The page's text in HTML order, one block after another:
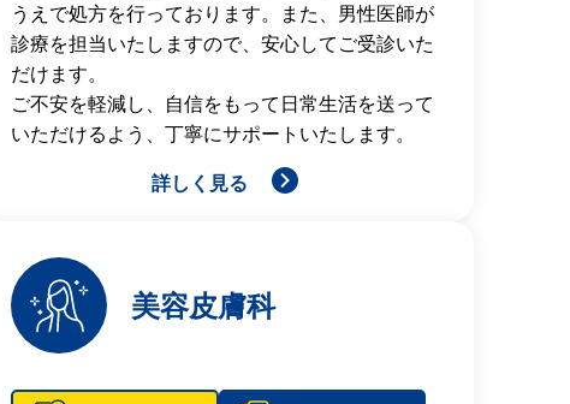
うえで処方を行っております。また、男性医師が
診療を担当いたしますので、安心してご受診いた
だけます。
ご不安を軽減し、自信をもって日常生活を送って
いただけるよう、丁寧にサポートいたします。
詳しく見る
美容皮膚科